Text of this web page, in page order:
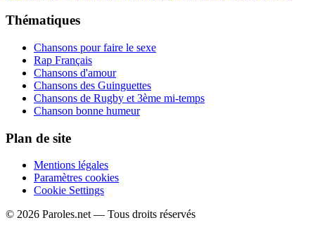
Thématiques
Chansons pour faire le sexe
Rap Français
Chansons d'amour
Chansons des Guinguettes
Chansons de Rugby et 3ème mi-temps
Chanson bonne humeur
Plan de site
Mentions légales
Paramètres cookies
Cookie Settings
© 2026 Paroles.net — Tous droits réservés